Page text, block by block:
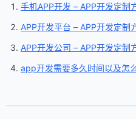
手机APP开发 – APP开发定制
APP开发平台 – APP开发定制
APP开发公司 – APP开发定制
app开发需要多久时间以及怎